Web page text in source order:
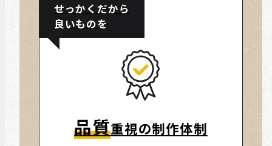
せっかくだから
良いものを
品質重視の制作体制